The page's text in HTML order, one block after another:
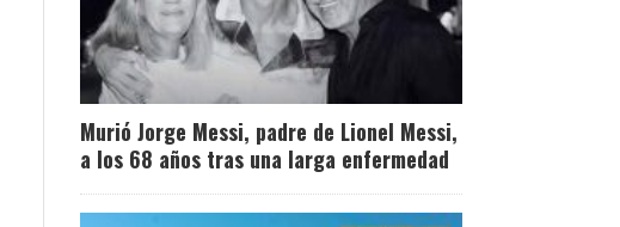
Murió Jorge Messi, padre de Lionel Messi,
a los 68 años tras una larga enfermedad